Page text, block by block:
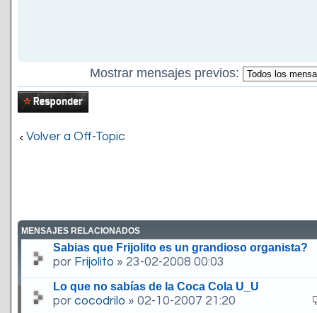
Mostrar mensajes previos:
Publicar una
respuesta
Volver a Off-Topic
MENSAJES RELACIONADOS
Sabias que Frijolito es un grandioso organista?
por Frijolito » 23-02-2008 00:03
Lo que no sabías de la Coca Cola U_U
por cocodrilo » 02-10-2007 21:20